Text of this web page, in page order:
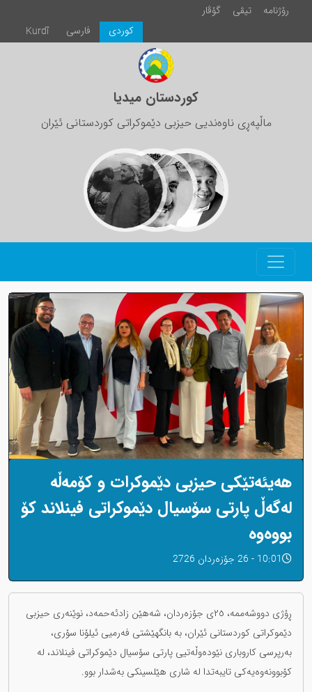
رۆژنامە تیڤی
گۆڤار
Kurdî
فارسی كوردی
کوردستان میدیا
ماڵپەڕی ناوەندیی حیزبی دێموکراتی کوردستانی ئێران
هەیئەتێکی حیزبی دێموکرات و کۆمەڵە
لەگەڵ پارتی سۆسیال دێموکراتی فینلاند کۆ
بووەوە
10:01 - 26 جۆزەردان 2726
ڕۆژی دووشەممە، ٢٥ی جۆزەردان، شەهێن زادئەحمەد، نوێنەری حیزبی
دێموکراتی کوردستانی ئێران، بە بانگهێشتی فەرمیی ئیلۆنا سۆری،
بەرپرسی کاروباری نێودەوڵەتیی پارتی سۆسیال دێموکراتی فینلاند، لە
کۆبوونەوەیەکی تایبەتدا لە شاری هێلسینکی بەشدار بوو.